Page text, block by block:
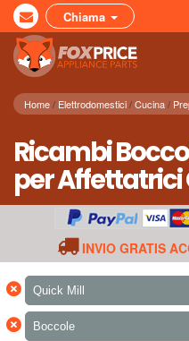
Chiama
Home Elettrodomestici Cucina
Ricambi
per Affettatrici
INVIO GRATIS
× Quick Mill
× Boccole